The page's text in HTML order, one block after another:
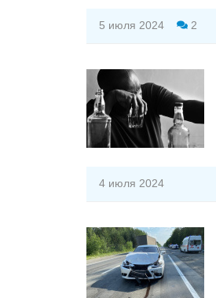
5 июля 2024 2
4 июля 2024